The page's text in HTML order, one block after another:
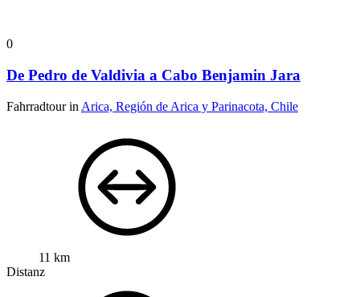
0
De Pedro de Valdivia a Cabo Benjamin Jara
Fahrradtour in Arica, Región de Arica y Parinacota, Chile
11 km
Distanz